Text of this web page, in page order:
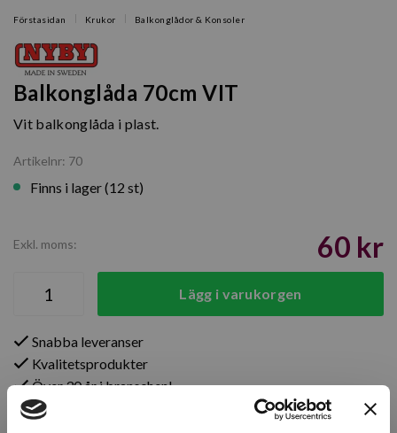
Förstasidan Krukor Balkonglådor & Konsoler
Balkonglåda 70cm VIT
Vit balkonglåda i plast.
Artikelnr: 70
Finns i lager (12 st)
Exkl. moms: 60 kr
Lägg i varukorgen
Snabba leveranser
Kvalitetsprodukter
Över 30 år i branschen!
Lagerstatus